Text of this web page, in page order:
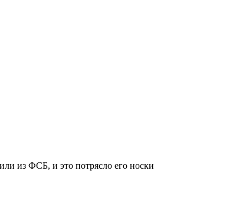
из ФСБ, и это потрясло его носки